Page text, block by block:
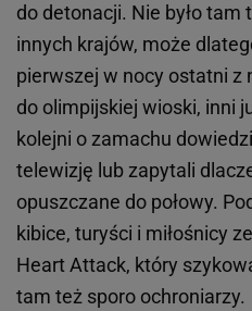
do detonacji. Nie było
innych krajów, może
pierwszej w nocy ostatni z
do olimpijskiej wioski, inni
kolejni o zamachu
telewizję lub zapytali
opuszczane do połowy.
kibice, turyści i miłośnicy
Heart Attack, który
tam też sporo ochroniarzy.